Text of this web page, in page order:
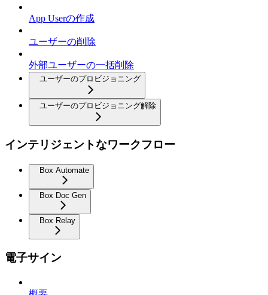
App Userの作成
ユーザーの削除
外部ユーザーの一括削除
ユーザーのプロビジョニング
ユーザーのプロビジョニング解除
インテリジェントなワークフロー
Box Automate
Box Doc Gen
Box Relay
電子サイン